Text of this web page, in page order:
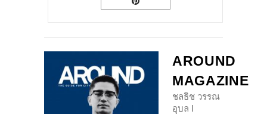
AROUND
MAGAZINE
ชลธิช วรรณ
อุบล I